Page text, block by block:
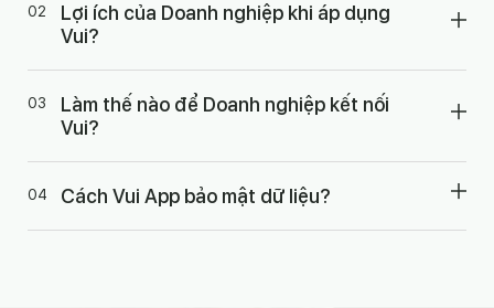
Lợi ích của Doanh nghiệp khi áp dụng
Vui?
Làm thế nào để Doanh nghiệp kết nối
Vui?
Cách Vui App bảo mật dữ liệu?